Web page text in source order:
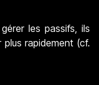
les passifs, ils
plus rapidement (cf.